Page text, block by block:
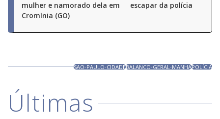
mulher e namorado dela em
Cromínia (GO)
escapar da polícia
SAO-PAULO-CIDADEBALANCO-GERAL-MANHAPOLÍCIA
Últimas